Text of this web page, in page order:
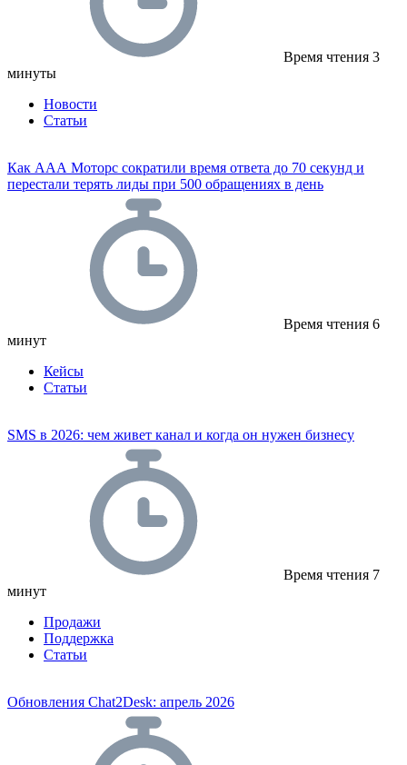
Время чтения 3
минуты
Новости
Статьи
Как ААА Моторс сократили время ответа до 70 секунд и
перестали терять лиды при 500 обращениях в день
Время чтения 6
минут
Кейсы
Статьи
SMS в 2026: чем живет канал и когда он нужен бизнесу
Время чтения 7
минут
Продажи
Поддержка
Статьи
Обновления Chat2Desk: апрель 2026